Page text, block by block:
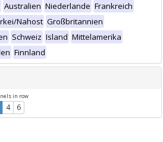
Australien Niederlande Frankreich
Nahost Großbritannien
Schweiz Island Mittelamerika
Finnland
in row
4 6